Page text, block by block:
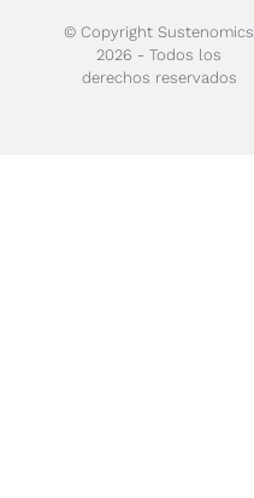
© Copyright Sustenomics
2026 - Todos los
derechos reservados